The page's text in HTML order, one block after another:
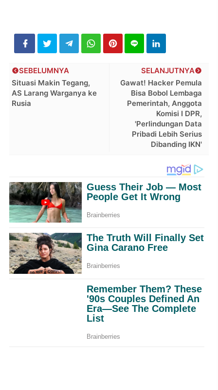
SELANJUTNYA
Gawat! Hacker Pemula
Bisa Bobol Lembaga
Pemerintah, Anggota
Komisi I DPR,
'Perlindungan Data
Pribadi Lebih Serius
Dibanding IKN'
SEBELUMNYA
Situasi Makin Tegang,
AS Larang Warganya ke
Rusia